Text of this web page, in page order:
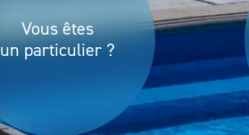
Vous êtes
un particulier ?